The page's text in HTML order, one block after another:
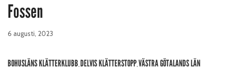
Fossen
6 augusti, 2023
BOHUSLÄNS KLÄTTERKLUBB,DELVIS KLÄTTERSTOPP,VÄSTRA GÖTALANDS LÄN